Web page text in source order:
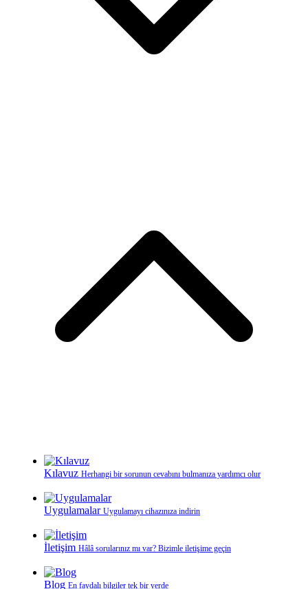
Kılavuz Herhangi bir sorunun cevabını bulmanıza yardımcı olur
Uygulamalar Uygulamayı cihazınıza indirin
İletişim Hâlâ sorularınız mı var? Bizimle iletişime geçin
Blog En faydalı bilgiler tek bir yerde